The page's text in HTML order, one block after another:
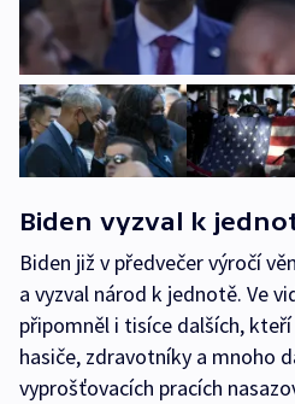
Biden vyzval k
Biden již v předvečer výročí
a vyzval národ k jednotě. Ve
připomněl i tisíce dalších,
hasiče, zdravotníky a mnoho
vyprošťovacích pracích